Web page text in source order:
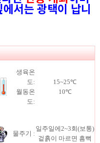
택이 납니
생육온
도:
월동온
도:
15~25℃
10℃
물주기 :
일주일에2~3회(보통)
겉흙이 마르면 흠뻑